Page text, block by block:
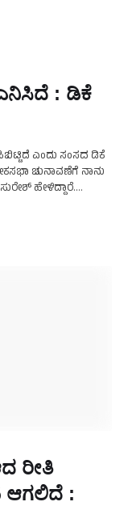
: ಡಿಕೆ
ಎಂದು ಸಂಸದ ಡಿಕೆ
ಚುನಾವಣೆಗೆ ನಾನು
ಹೇಳಿದ್ದಾರೆ.
ರೀತಿ
ಆಗಲಿದೆ :